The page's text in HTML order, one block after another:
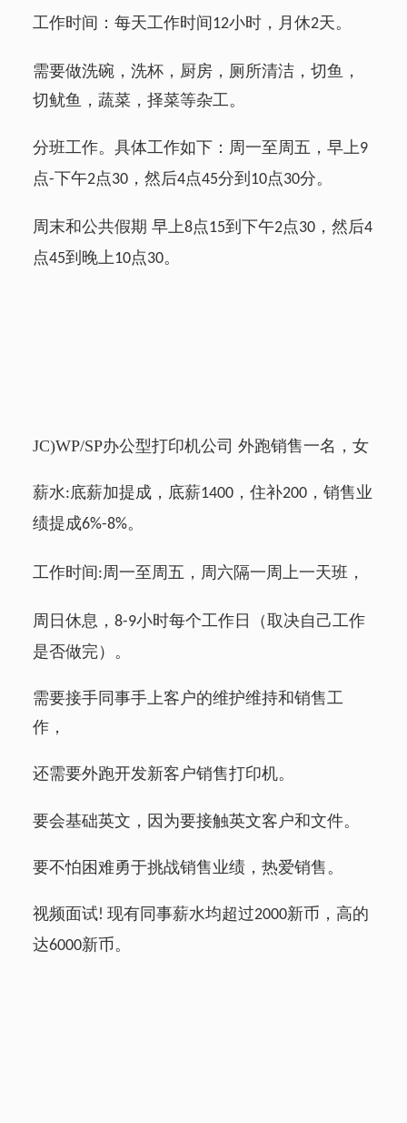
工作时间：每天工作时间 12小时，月休2天。
需要做洗碗，洗杯，厨房，厕所清洁，切鱼，
切鱿鱼，蔬菜，择菜等杂工。
分班工作。具体工作如下：周一至周五，早上9
点-下午2点30，然后4点45分到 10点30分。
周末和公共假期 早上8点15到下午2点30，然后4
点45到晚上10点30。
JC)WP/SP办公型打印机公司 外跑销售一名，女
薪水:底薪加提成，底薪1400，住补200，销售业
绩提成6%-8%。
工作时间:周一至周五，周六隔一周上一天班，
周日休息， 8-9小时每个工作日（取决自己工作
是否做完）。
需要接手同事手上客户的维护维持和销售工
作，
还需要外跑开发新客户销售打印机。
要会基础英文，因为要接触英文客户和文件。
要不怕困难勇于挑战销售业绩，热爱销售。
视频面试! 现有同事薪水均超过2000新币，高的
达6000新币。